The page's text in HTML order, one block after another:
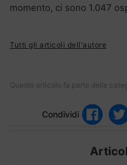
momento, ci sono 1.047
Tutti gli articoli dell'autore
Questo articolo fa parte delle
Condividi